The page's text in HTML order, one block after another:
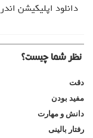
دانلود اپلیکیشن
نظر شما چیست؟
دقت
مفید بودن
دانش و مهارت
رفتار بالینی